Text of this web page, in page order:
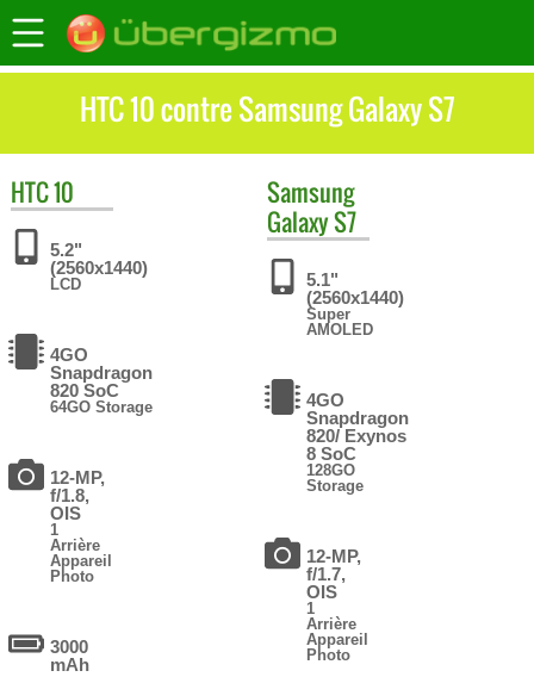
HTC 10 contre Samsung Galaxy S7
HTC10
5.2"
(2560x1440)
LCD
4GO
Snapdragon
820 SoC
64GO Storage
12-MP,
f/1.8,
OIS
1
Arrière
Appareil
Photo
3000
mAh
Samsung
Galaxy S7
5.1"
(2560x1440)
Super
AMOLED
4GO
Snapdragon
820/ Exynos
8 SoC
128GO
Storage
12-MP,
f/1.7,
OIS
1
Arrière
Appareil
Photo